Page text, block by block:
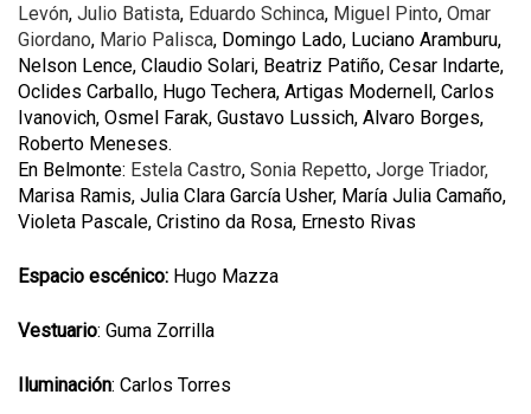
Levón, Julio Batista, Eduardo Schinca, Miguel Pinto, Omar
Giordano, Mario Palisca, Domingo Lado, Luciano Aramburu,
Nelson Lence, Claudio Solari, Beatriz Patiño, Cesar Indarte,
Oclides Carballo, Hugo Techera, Artigas Modernell, Carlos
Ivanovich, Osmel Farak, Gustavo Lussich, Alvaro Borges,
Roberto Meneses.
En Belmonte: Estela Castro, Sonia Repetto, Jorge Triador,
Marisa Ramis, Julia Clara García Usher, María Julia Camaño,
Violeta Pascale, Cristino da Rosa, Ernesto Rivas
Espacio escénico: Hugo Mazza
Vestuario: Guma Zorrilla
Iluminación: Carlos Torres